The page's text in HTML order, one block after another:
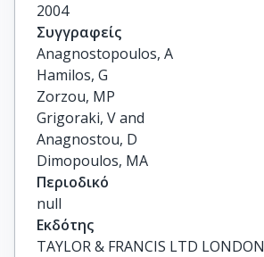
2004
Συγγραφείς
Anagnostopoulos, A
Hamilos, G
Zorzou, MP
Grigoraki, V and
Anagnostou, D
Dimopoulos, MA
Περιοδικό
null
Εκδότης
TAYLOR & FRANCIS LTD LONDON